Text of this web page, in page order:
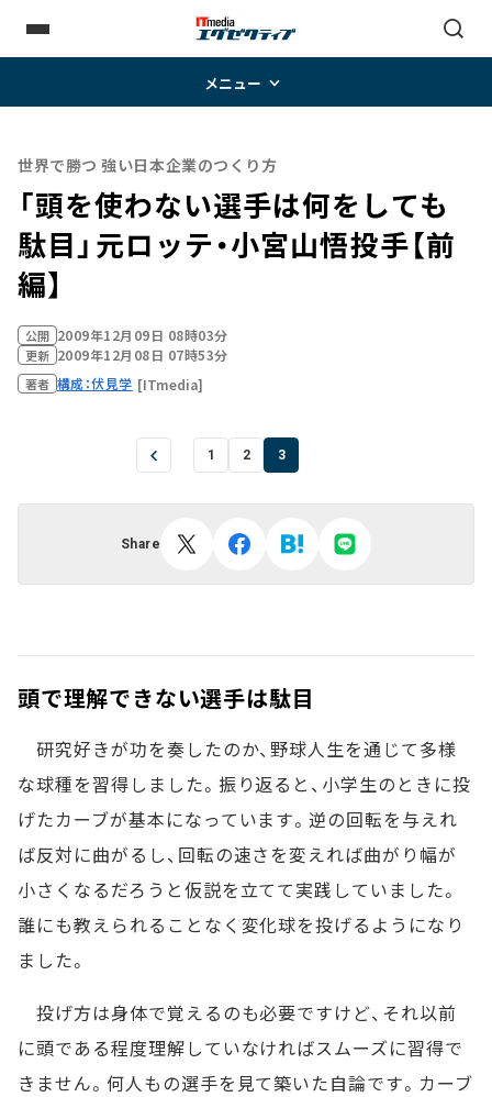
メニュー
世界で勝つ 強い日本企業のつくり方
「頭を使わない選手は何をしても
駄目」――元ロッテ・小宮山悟投手【前
編】
公開 2009年12月09日 08時03分
更新 2009年12月08日 07時53分
著者 構成：伏見学 [ITmedia]
1 2 3
Share
頭で理解できない選手は駄目
研究好きが功を奏したのか、野球人生を通じて多様
な球種を習得しました。振り返ると、小学生のときに投
げたカーブが基本になっています。逆の回転を与えれ
ば反対に曲がるし、回転の速さを変えれば曲がり幅が
小さくなるだろうと仮説を立てて実践していました。
誰にも教えられることなく変化球を投げるようになり
ました。
投げ方は身体で覚えるのも必要ですけど、それ以前
に頭である程度理解していなければスムーズに習得で
きません。何人もの選手を見て築いた自論です。カーブ